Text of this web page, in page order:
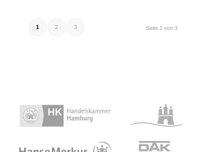
Seite 1 von 3
1 2 3